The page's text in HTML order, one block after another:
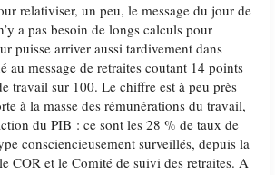
relativiser, un peu, le message du jour de
a pas besoin de longs calculs pour
puisse arriver aussi tardivement dans
au message de retraites coutant 14 points
travail sur 100. Le chiffre est à peu près
à la masse des rémunérations du travail,
du PIB : ce sont les 28 % de taux de
consciencieusement surveillés, depuis la
COR et le Comité de suivi des retraites. A